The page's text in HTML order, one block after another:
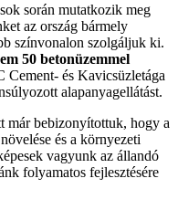
során mutatkozik meg
az ország bármely
színvonalon szolgáljuk ki.
50 betonüzemmel
Cement- és Kavicsüzletága
alapanyagellátást.
már bebizonyítottuk, hogy a
és a környezeti
vagyunk az állandó
folyamatos fejlesztésére